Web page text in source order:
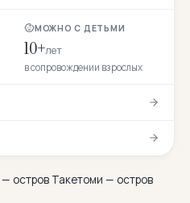
МОЖНО С ДЕТЬМИ
10+лет
в сопровождении взрослых
остров Такетоми — остров